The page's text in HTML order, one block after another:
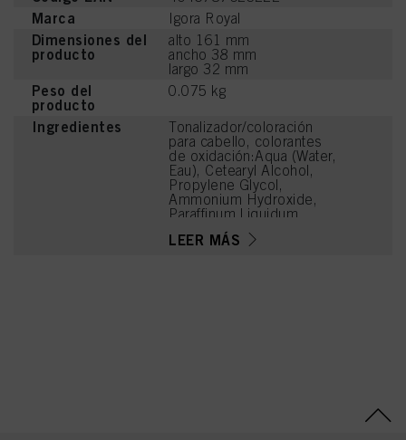
Marca Igora Royal
Dimensiones del
producto
alto 161 mm
ancho 38 mm
largo 32 mm
Peso del
producto
0.075 kg
Ingredientes
Tonalizador/coloración
para cabello, colorantes
de oxidación:Aqua (Water,
Eau), Cetearyl Alcohol,
Propylene Glycol,
Ammonium Hydroxide,
Paraffinum Liquidum
(Mineral Oil, Huile
Minérale), Ceteareth-20,
LEER MÁS